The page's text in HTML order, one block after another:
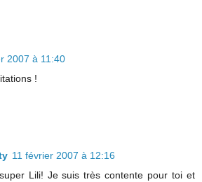
2007 à 11:40
!
11 février 2007 à 12:16
Lili! Je suis très contente pour toi et